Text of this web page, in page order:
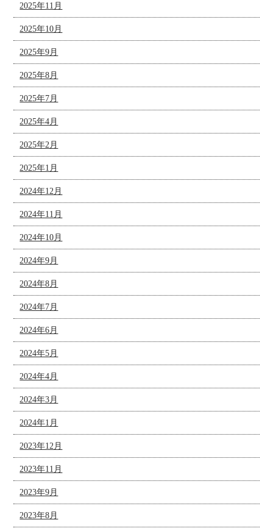
2025年11月
2025年10月
2025年9月
2025年8月
2025年7月
2025年4月
2025年2月
2025年1月
2024年12月
2024年11月
2024年10月
2024年9月
2024年8月
2024年7月
2024年6月
2024年5月
2024年4月
2024年3月
2024年1月
2023年12月
2023年11月
2023年9月
2023年8月